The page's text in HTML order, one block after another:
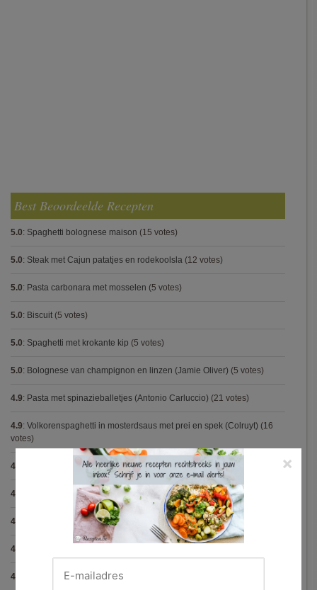
Best Beoordeelde Recepten
5.0: Spaghetti bolognese maison (15 votes)
5.0: Steak met Cajun patatjes en rodekoolsla (12 votes)
5.0: Pasta carbonara met mosselen (5 votes)
5.0: Biscuit (5 votes)
5.0: Spaghetti met krokante kip (5 votes)
5.0: Bolognese van champignon en linzen (Jamie Oliver) (5 votes)
4.9: Pasta met spinazieballetjes (Antonio Carluccio) (21 votes)
4.9: Volkorenspaghetti in mosterdsaus met prei en spek (Colruyt) (16
votes)
4.9 Gegrilde nougat met esdoornsiroop(14 votes)
4.9 Gegratineerde gehaktballen in tomatensaus(12 votes)
4.9 Gekarameliseerd witloof met serranoham (Ottolenghi)
4.9
4.9 Steak chimichurri (Gordon Ramsay)
×